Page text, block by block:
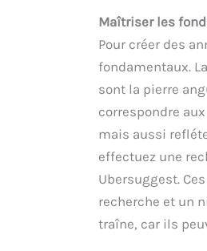
Maîtriser les
Pour créer des
fondamentaux.
sont la pierre
correspondre
mais aussi
effectuez une
Ubersuggest.
recherche et un
traîne, car ils